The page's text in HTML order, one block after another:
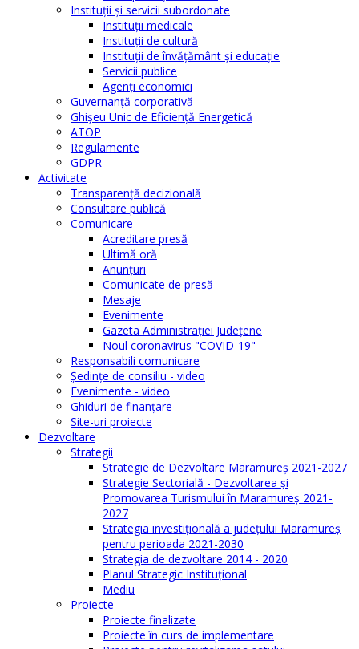
Instituţii şi servicii subordonate
Instituţii medicale
Instituţii de cultură
Instituţii de învăţământ şi educaţie
Servicii publice
Agenţi economici
Guvernanță corporativă
Ghişeu Unic de Eficienţă Energetică
ATOP
Regulamente
GDPR
Activitate
Transparenţă decizională
Consultare publică
Comunicare
Acreditare presă
Ultimă oră
Anunţuri
Comunicate de presă
Mesaje
Evenimente
Gazeta Administraţiei Judeţene
Noul coronavirus "COVID-19"
Responsabili comunicare
Şedinţe de consiliu - video
Evenimente - video
Ghiduri de finanţare
Site-uri proiecte
Dezvoltare
Strategii
Strategie de Dezvoltare Maramureș 2021-2027
Strategie Sectorială - Dezvoltarea și
Promovarea Turismului în Maramureș 2021-
2027
Strategia investiţională a județului Maramureș
pentru perioada 2021-2030
Strategia de dezvoltare 2014 - 2020
Planul Strategic Instituţional
Mediu
Proiecte
Proiecte finalizate
Proiecte în curs de implementare